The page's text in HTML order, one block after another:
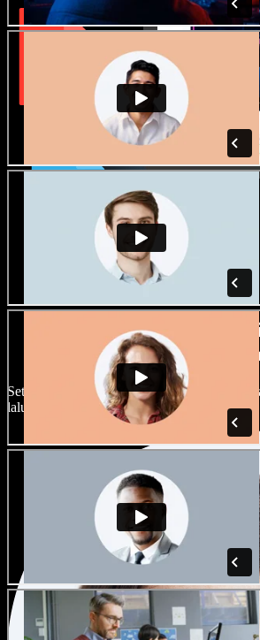
Banyak pilihan suara
dengan berbagai
Setiap proyek bisa terdengar beda. Pilih
lalu sesuaikan sesuka Anda.